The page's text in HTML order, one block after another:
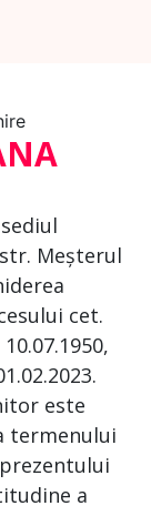
Meșterul
cet.
este
termenului
a